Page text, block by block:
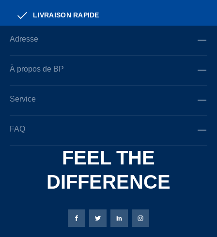
LIVRAISON RAPIDE
Adresse
À propos de BP
Service
FAQ
FEEL THE
DIFFERENCE
Page Facebook de Bierbaum-Proenen
Page X de Bierbaum-Proenen
Page LinkedIn de
Page Instagram de